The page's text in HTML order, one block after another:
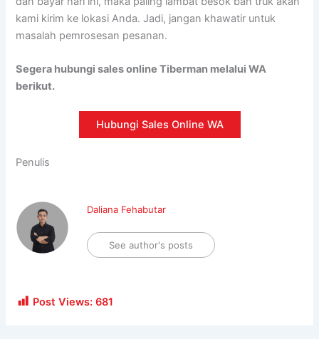
kami kirim ke lokasi Anda. Jadi, jangan khawatir untuk
masalah pemrosesan pesanan.
Segera hubungi sales online Tiberman melalui WA
berikut.
Hubungi Sales Online WA
Penulis
Daliana Fehabutar
See author's posts
Post Views: 681